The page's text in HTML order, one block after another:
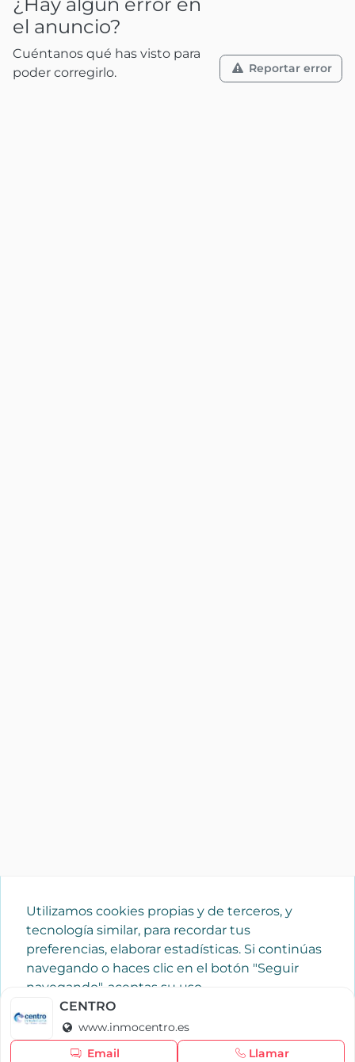
el anuncio?
Cuéntanos qué has visto para
poder corregirlo.
Reportar error
CENTRO
www.inmocentro.es
Email
Llamar
Utilizamos cookies propias y de terceros, y
tecnología similar, para recordar tus
preferencias, elaborar estadísticas. Si continúas
navegando o haces clic en el botón "Seguir
navegando", aceptas su uso.
Política de cookies
Seguir navegando